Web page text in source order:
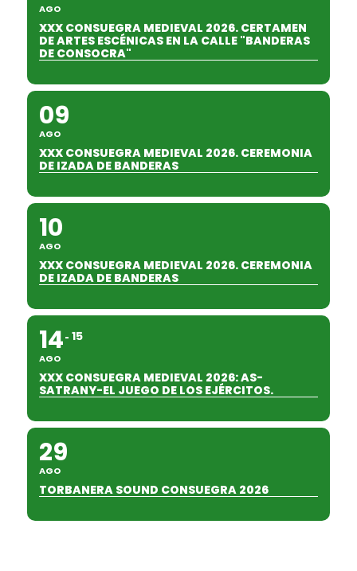
AGO
XXX CONSUEGRA MEDIEVAL 2026. CERTAMEN
DE ARTES ESCÉNICAS EN LA CALLE "BANDERAS
DE CONSOCRA"
09
AGO
XXX CONSUEGRA MEDIEVAL 2026. CEREMONIA
DE IZADA DE BANDERAS
10
AGO
XXX CONSUEGRA MEDIEVAL 2026. CEREMONIA
DE IZADA DE BANDERAS
14
AGO
15
XXX CONSUEGRA MEDIEVAL 2026: AS-
SATRANY-EL JUEGO DE LOS EJÉRCITOS.
29
AGO
TORBANERA SOUND CONSUEGRA 2026